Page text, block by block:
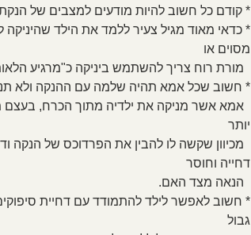
* קודם כל חשוב להיות מודעים למצבים של
* כדאי מאוד מגיל צעיר ללמד את הילד
מסוים או
* חשוב שכל אמא תהיה שלמה עם ההנקה ולא
אמא אשר מניקה את ילדיה מתוך הכרח,
יותר
מכיוון שקשה לו להבין את הפרדוכס של
דחייה וחוסר
* חשוב לאפשר לילד להתמודד עם דחיית
גבול